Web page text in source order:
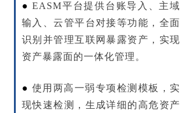
●EASM平台提供台账导入、主域
输入、云管平台对接等功能，全面
识别并管理互联网暴露资产， 实现
资产暴露面的一体化管理 。
● 使用两高一弱专项检测模板，实
现快速检测
，生成详细的高危资产